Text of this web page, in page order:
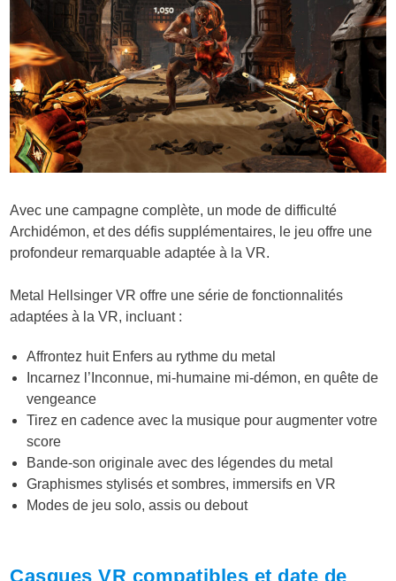
Avec une campagne complète, un mode de difficulté
Archidémon, et des défis supplémentaires, le jeu offre une
profondeur remarquable adaptée à la VR.
Metal Hellsinger VR offre une série de fonctionnalités
adaptées à la VR, incluant :
Affrontez huit Enfers au rythme du metal
Incarnez l’Inconnue, mi-humaine mi-démon, en quête de
vengeance
Tirez en cadence avec la musique pour augmenter votre
score
Bande-son originale avec des légendes du metal
Graphismes stylisés et sombres, immersifs en VR
Modes de jeu solo, assis ou debout
Casques VR compatibles et date de